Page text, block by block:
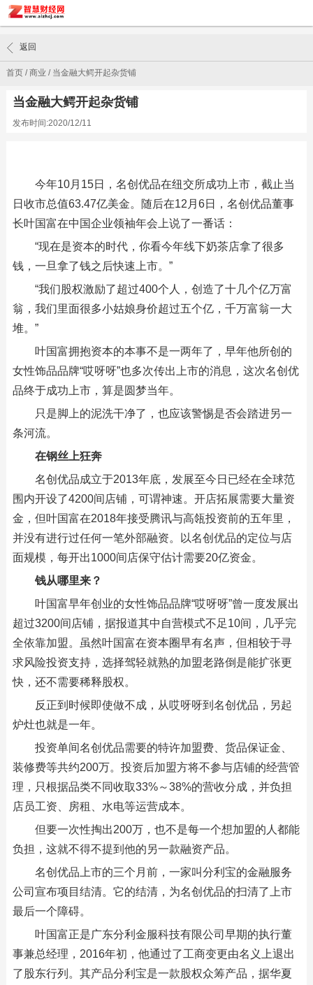
首页/商业 / 当金融大鳄开起杂货铺
返回
当金融大鳄开起杂货铺
发布时间:2020/12/11
今年10月15日，名创优品在纽交所成功上市，截止当
日收市总值63.47亿美金。随后在12月6日，名创优品董事
长叶国富在中国企业领袖年会上说了一番话：
“现在是资本的时代，你看今年线下奶茶店拿了很多
钱，一旦拿了钱之后快速上市。”
“我们股权激励了超过400个人，创造了十几个亿万富
翁，我们里面很多小姑娘身价超过五个亿，千万富翁一大
堆。”
叶国富拥抱资本的本事不是一两年了，早年他所创的
女性饰品品牌“哎呀呀”也多次传出上市的消息，这次名创优
品终于成功上市，算是圆梦当年。
只是脚上的泥洗干净了，也应该警惕是否会踏进另一
条河流。
在钢丝上狂奔
名创优品成立于2013年底，发展至今日已经在全球范
围内开设了4200间店铺，可谓神速。开店拓展需要大量资
金，但叶国富在2018年接受腾讯与高瓴投资前的五年里，
并没有进行过任何一笔外部融资。以名创优品的定位与店
面规模，每开出1000间店保守估计需要20亿资金。
钱从哪里来？
叶国富早年创业的女性饰品品牌“哎呀呀”曾一度发展出
超过3200间店铺，据报道其中自营模式不足10间，几乎完
全依靠加盟。虽然叶国富在资本圈早有名声，但相较于寻
求风险投资支持，选择驾轻就熟的加盟老路倒是能扩张更
快，还不需要稀释股权。
反正到时候即使做不成，从哎呀呀到名创优品，另起
炉灶也就是一年。
投资单间名创优品需要的特许加盟费、货品保证金、
装修费等共约200万。投资后加盟方将不参与店铺的经营管
理，只根据品类不同收取33%～38%的营收分成，并负担
店员工资、房租、水电等运营成本。
但要一次性掏出200万，也不是每一个想加盟的人都能
负担，这就不得不提到他的另一款融资产品。
名创优品上市的三个月前，一家叫分利宝的金融服务
公司宣布项目结清。它的结清，为名创优品的扫清了上市
最后一个障碍。
叶国富正是广东分利金服科技有限公司早期的执行董
事兼总经理，2016年初，他通过了工商变更由名义上退出
了股东行列。其产品分利宝是一款股权众筹产品，据华夏